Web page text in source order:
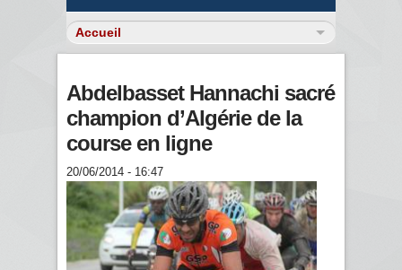
Abdelbasset Hannachi sacré
champion d’Algérie de la
course en ligne
20/06/2014 - 16:47